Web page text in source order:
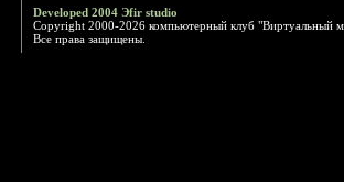
Developed 2004 Эfir studio
Copyright 2000-2026 компьютерный клуб "Виртуальный
Все права защищены.